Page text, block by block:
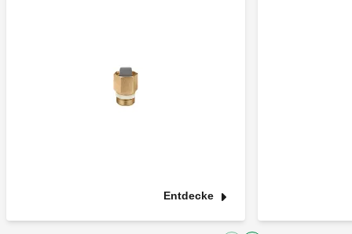
Entdecke